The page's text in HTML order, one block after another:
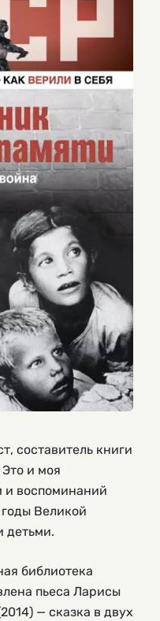
составитель книги
и моя
и воспоминаний
Великой
детьми.
библиотека
пьеса Ларисы
— сказка в двух